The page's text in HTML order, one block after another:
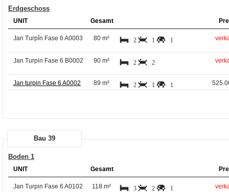
Erdgeschoss
UNIT Gesamt
Jan Turpîn Fase 6 A0003 80 m² 2 1 1
Jan Turpin Fase 6 B0002 90 m² 2 2
Jan turpin Fase 6 A0002 89 m² 2 1 1
Bau 39
Boden 1
UNIT Gesamt
Jan Turpin Fase 6 A0102 118 m² 3 2 1